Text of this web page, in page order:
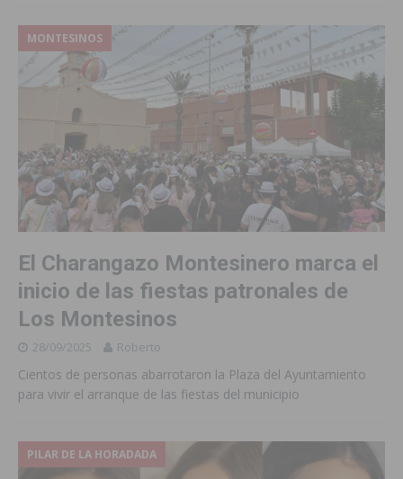
MONTESINOS
El Charangazo Montesinero marca el
inicio de las fiestas patronales de
Los Montesinos
28/09/2025 Roberto
Cientos de personas abarrotaron la Plaza del Ayuntamiento
para vivir el arranque de las fiestas del municipio
PILAR DE LA HORADADA